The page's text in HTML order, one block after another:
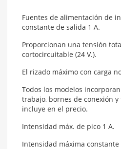
Fuentes de alimentación de
constante de salida 1 A.
Proporcionan una tensión
cortocircuitable (24 V.).
El rizado máximo con carga
Todos los modelos
trabajo, bornes de conexión
incluye en el precio.
Intensidad máx. de pico 1 A.
Intensidad máxima constante